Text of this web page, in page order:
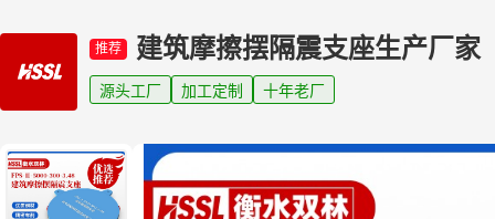
推荐 建筑摩擦摆隔震支座生产厂家
源头工厂 加工定制 十年老厂